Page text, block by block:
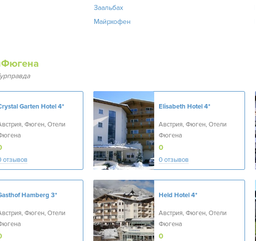
Заальбах
Майрхофен
Garten Hotel 4*
Фюген, Отели
отзывов
Elisabeth Hotel4*
Австрия, Фюген, Отели
Фюгена
0
0 отзывов
Hamberg 3*
Фюген, Отели
Held Hotel4*
Австрия, Фюген, Отели
Фюгена
0